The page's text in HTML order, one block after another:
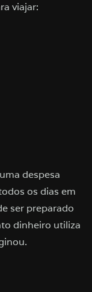
viajar:
despesa
os dias em
ser preparado
dinheiro utiliza